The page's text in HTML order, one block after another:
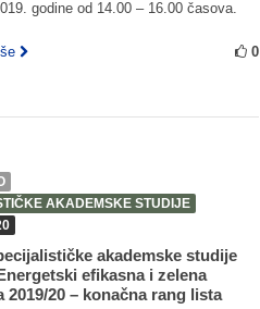
godine od 14.00 – 16.00 časova.
0
AKADEMSKE STUDIJE
akademske studije
efikasna i zelena
2019/20 – konačna rang lista